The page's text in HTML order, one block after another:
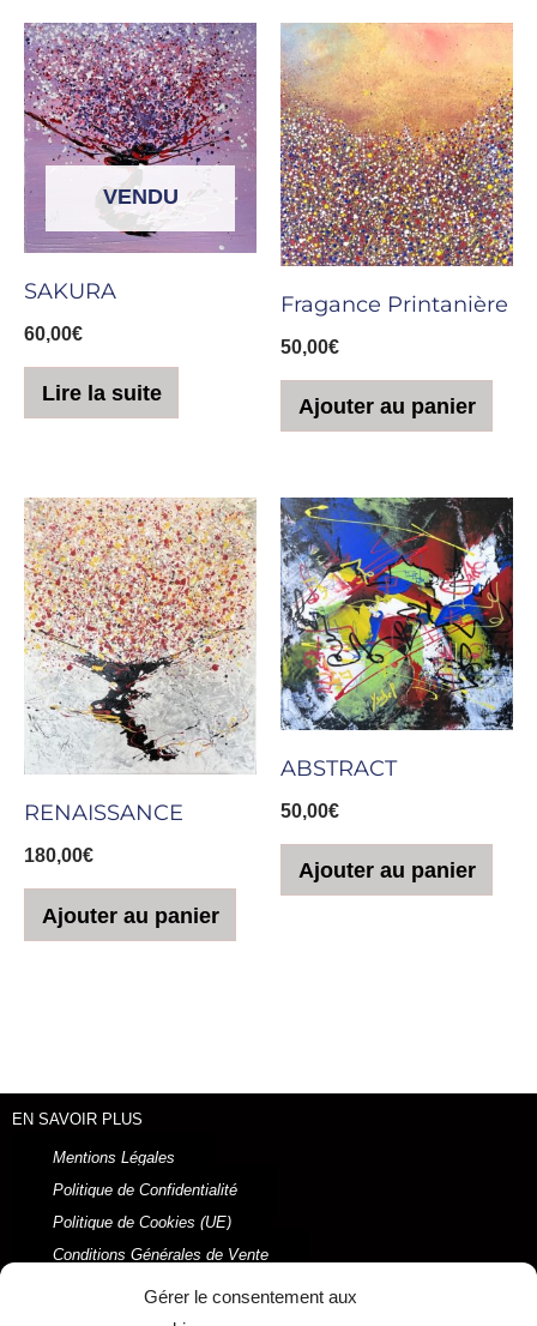
Gérer le consentement aux
VENDU
SAKURA
60,00€
Lire la suite
Fragance Printanière
50,00€
Ajouter au panier
RENAISSANCE
180,00€
Ajouter au panier
ABSTRACT
50,00€
Ajouter au panier
EN SAVOIR PLUS
Mentions Légales
Politique de Confidentialité
Politique de Cookies (UE)
Conditions Générales de Vente